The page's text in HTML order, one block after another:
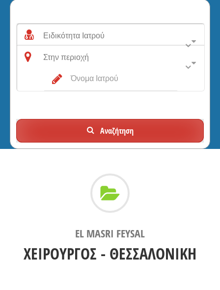
Ειδικότητα Ιατρού
Στην περιοχή
Αναζήτηση
EL MASRI FEYSAL
ΧΕΙΡΟΥΡΓΟΣ - ΘΕΣΣΑΛΟΝΙΚΗ